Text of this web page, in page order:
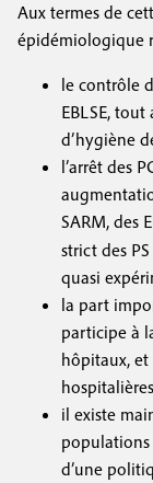
Aux termes de
épidémiologique
le contrôle
EBLSE,
d’hygiène
l’arrêt des
SARM, des
strict des
quasi
la part
participe à
hôpitaux, et
il existe
populations
d’une